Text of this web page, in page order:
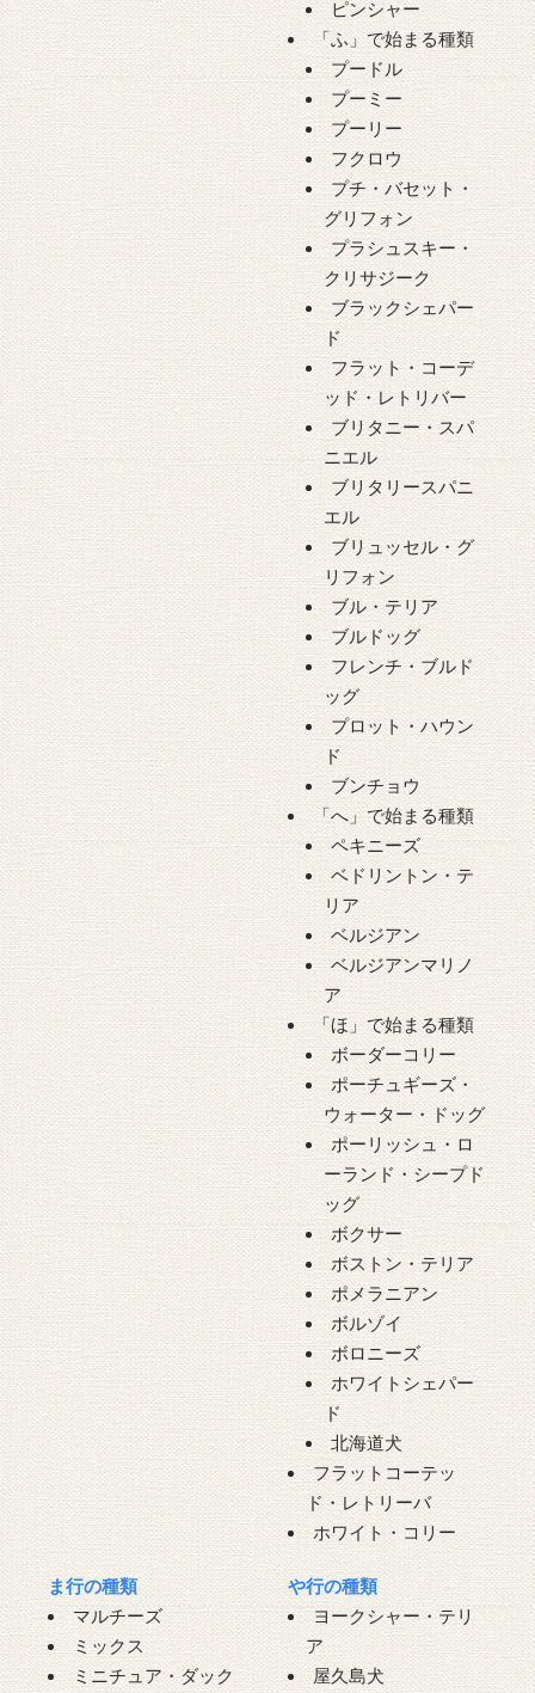
ピンシャー
「ふ」で始まる種類
プードル
プーミー
プーリー
フクロウ
プチ・バセット・
グリフォン
プラシュスキー・
クリサジーク
ブラックシェパー
ド
フラット・コーデ
ッド・レトリバー
ブリタニー・スパ
ニエル
ブリタリースパニ
エル
ブリュッセル・グ
リフォン
ブル・テリア
ブルドッグ
フレンチ・ブルド
ッグ
プロット・ハウン
ド
ブンチョウ
「へ」で始まる種類
ペキニーズ
ベドリントン・テ
リア
ベルジアン
ベルジアンマリノ
ア
「ほ」で始まる種類
ボーダーコリー
ポーチュギーズ・
ウォーター・ドッグ
ポーリッシュ・ロ
ーランド・シープド
ッグ
ボクサー
ボストン・テリア
ポメラニアン
ボルゾイ
ボロニーズ
ホワイトシェパー
ド
北海道犬
フラットコーテッ
ド・レトリーバ
ホワイト・コリー
ま行の種類
マルチーズ
ミックス
ミニチュア・ダック
や行の種類
ヨークシャー・テリ
ア
屋久島犬